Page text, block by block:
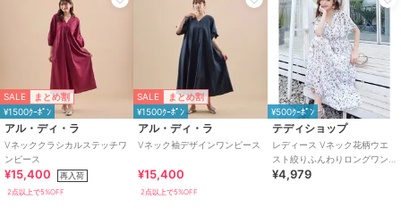
SALE まとめ割
¥1500ｸｰﾎﾟﾝ
アル・ディ・ラ
Vネッククラシカルステッチワ
ンピース
¥15,400 再入荷
2点以上で5%OFF
SALE まとめ割
¥1500ｸｰﾎﾟﾝ
アル・ディ・ラ
Vネック袖デザインワンピース
¥15,400
2点以上で5%OFF
¥500ｸｰﾎﾟﾝ
テディショップ
レディース Vネック花柄ウエ
スト絞りふんわりロングワン
ピース
¥4,979